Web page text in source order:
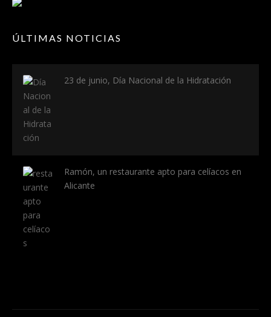
ÚLTIMAS NOTICIAS
23 de junio, Día Nacional de la Hidratación
Ramón, un restaurante apto para celíacos en
Alicante